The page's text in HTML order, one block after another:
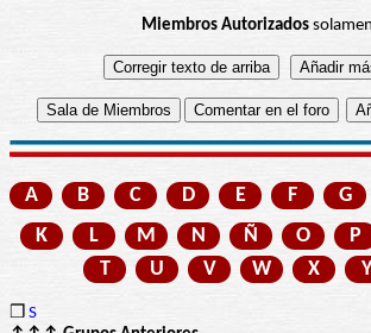
Miembros Autorizados
A B C D E F G
K
L M N Ñ O P
T U V W X Y
❒ S